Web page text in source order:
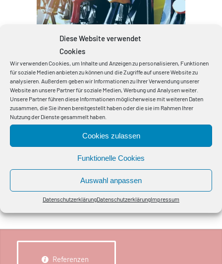
Diese Website verwendet
Cookies
Wir verwenden Cookies, um Inhalte und Anzeigen zu personalisieren, Funktionen
für soziale Medien anbieten zu können und die Zugriffe auf unsere Website zu
analysieren. Außerdem geben wir Informationen zu Ihrer Verwendung unserer
Website an unsere Partner für soziale Medien, Werbung und Analysen weiter.
Unsere Partner führen diese Informationen möglicherweise mit weiteren Daten
zusammen, die Sie ihnen bereitgestellt haben oder die sie im Rahmen Ihrer
Nutzung der Dienste gesammelt haben.
Cookies zulassen
Funktionelle Cookies
Auswahl anpassen
DatenschutzerklärungDatenschutzerklärungImpressum
Tankstellen
WSV (Wasserschifffahrtsamt)
Referenzen